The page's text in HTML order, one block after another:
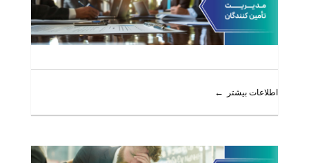
اطلاعات بیشتر